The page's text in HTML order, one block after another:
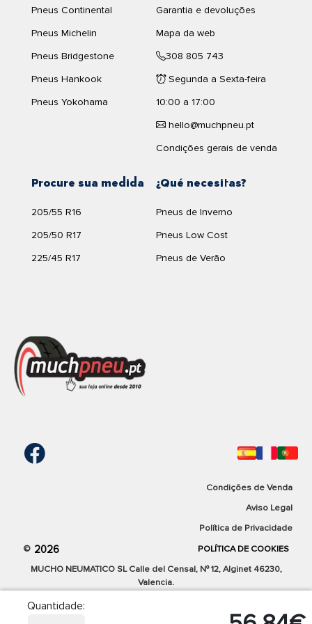
Quantidade:
mostrar oficinas de pneus
perto de mim
Pneus Continental
Pneus Michelin
Pneus Bridgestone
Pneus Hankook
Pneus Yokohama
¿Qué necesitas?
Pneus de Inverno
Pneus Low Cost
Pneus de Verão
Procure sua medida
205/55 R16
205/50 R17
225/45 R17
Garantia e devoluções
Mapa da web
308 805 743
Segunda a Sexta-feira
10:00 a 17:00
hello@muchpneu.pt
Condições gerais de venda
Condições de Venda
Aviso Legal
Política de Privacidade
© 2026
POLÍTICA DE COOKIES
MUCHO NEUMATICO SL Calle del Censal, Nº 12, Alginet 46230,
Valencia.